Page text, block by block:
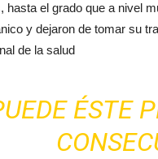
hasta el grado que a nivel
y dejaron de tomar su
de la salud
ÉSTE